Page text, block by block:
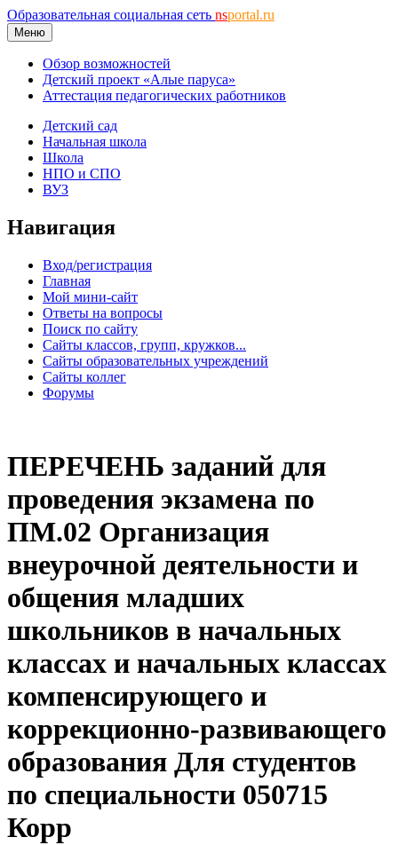
Образовательная социальная сеть nsportal.ru
Меню
Обзор возможностей
Детский проект «Алые паруса»
Аттестация педагогических работников
Детский сад
Начальная школа
Школа
НПО и СПО
ВУЗ
Навигация
Вход/регистрация
Главная
Мой мини-сайт
Ответы на вопросы
Поиск по сайту
Сайты классов, групп, кружков...
Сайты образовательных учреждений
Сайты коллег
Форумы
ПЕРЕЧЕНЬ заданий для
проведения экзамена по
ПМ.02 Организация
внеурочной деятельности и
общения младших
школьников в начальных
классах и начальных классах
компенсирующего и
коррекционно-развивающего
образования Для студентов
по специальности 050715
Корр